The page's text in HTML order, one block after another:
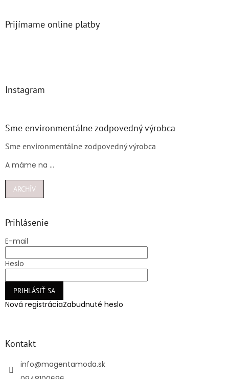
Prijímame online platby
Instagram
Sme environmentálne zodpovedný výrobca
Sme environmentálne zodpovedný výrobca
A máme na ...
ARCHÍV
Prihlásenie
E-mail
Heslo
PRIHLÁSIŤ SA
Nová registráciaZabudnuté heslo
Kontakt
info@magentamoda.sk